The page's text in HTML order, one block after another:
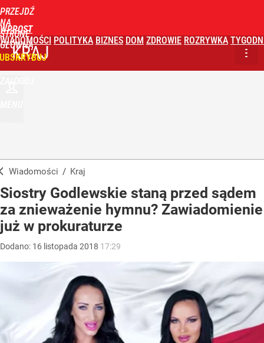
PRZEJDŹ
NA
STRONĘ
GŁÓWNĄ
WPROST
WIADOMOŚCI POLITYKA BIZNES DOM ZDROWIE ROZRYWKA
KRAJ
Wiadomości / Kraj
Siostry Godlewskie staną przed sądem
za znieważenie hymnu? Zawiadomienie
już w prokuraturze
Dodano: 16 listopada 2018 17:29